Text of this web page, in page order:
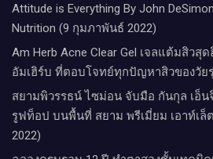
Attitude is Everything By John
Nutrition (9 กุมภาพันธ์ 2022)
Am Herb Acne Clear Gel เจลแต้มสิว
อัมเฮิร์บ ที่ตอบโจทย์ทุกปัญหาสิวของวัย
สยามพิวรรธน์ ไซม่อน จับมือ กันกุล เอ็
รูฟท็อป บนพื้นที่ สยาม พรีเมี่ยม เอาท์เล็
2022)